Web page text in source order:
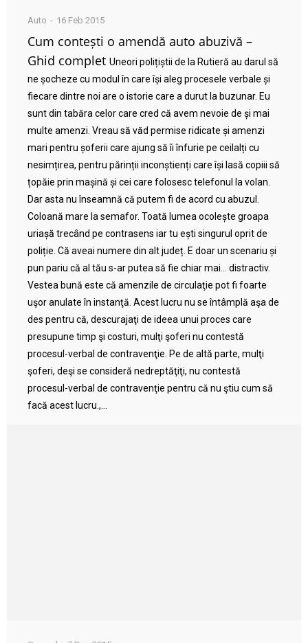
Auto 16 Feb 2015
Cum contești o amendă auto abuzivă –
Ghid complet Uneori polițiștii de la Rutieră au darul să
ne șocheze cu modul în care își aleg procesele verbale și
fiecare dintre noi are o istorie care a durut la buzunar. Eu
sunt din tabăra celor care cred că avem nevoie de și mai
multe amenzi. Vreau să văd permise ridicate și amenzi
mari pentru șoferii care ajung să îi înfurie pe ceilalți cu
nesimțirea, pentru părinții inconștienți care își lasă copiii să
țopăie prin mașină și cei care folosesc telefonul la volan.
Dar asta nu înseamnă că putem fi de acord cu abuzul.
Coloană mare la semafor. Toată lumea ocolește groapa
uriașă trecând pe contrasens iar tu ești singurul oprit de
poliție. Că aveai numere din alt județ. E doar un scenariu și
pun pariu că al tău s-ar putea să fie chiar mai… distractiv.
Vestea bună este că amenzile de circulaţie pot fi foarte
uşor anulate în instanţă. Acest lucru nu se întâmplă aşa de
des pentru că, descurajaţi de ideea unui proces care
presupune timp şi costuri, mulţi şoferi nu contestă
procesul-verbal de contravenţie. Pe de altă parte, mulţi
şoferi, deşi se consideră nedreptăţiţi, nu contestă
procesul-verbal de contravenţie pentru că nu ştiu cum să
facă acest lucru.,...